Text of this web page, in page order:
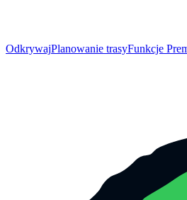
OdkrywajPlanowanie trasyFunkcje